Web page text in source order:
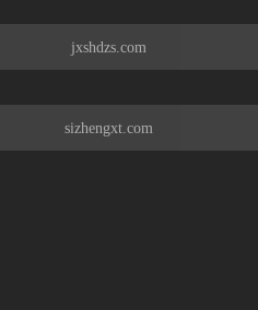
jxshdzs.com
sizhengxt.com